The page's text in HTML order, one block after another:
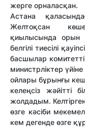
жерге орналасқан.
Астана
Желтоқсан
қиылысында орын
белгілі тиесілі
басшылар
министрліктер
ойлары бұрынғы
келеңсіз жәйітті
жолдадым.
өзге кәсіби
кем дегенде өзге